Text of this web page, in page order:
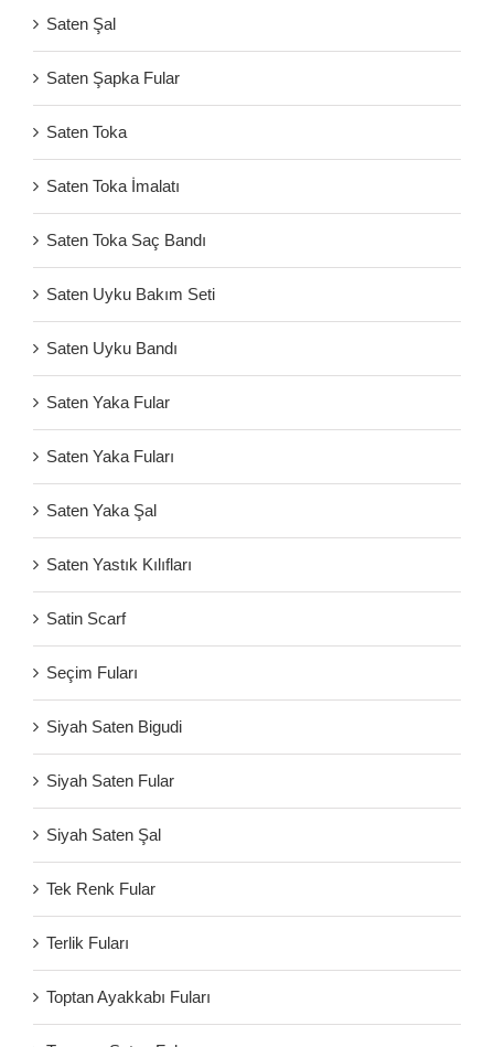
Saten Şal
Saten Şapka Fular
Saten Toka
Saten Toka İmalatı
Saten Toka Saç Bandı
Saten Uyku Bakım Seti
Saten Uyku Bandı
Saten Yaka Fular
Saten Yaka Fuları
Saten Yaka Şal
Saten Yastık Kılıfları
Satin Scarf
Seçim Fuları
Siyah Saten Bigudi
Siyah Saten Fular
Siyah Saten Şal
Tek Renk Fular
Terlik Fuları
Toptan Ayakkabı Fuları